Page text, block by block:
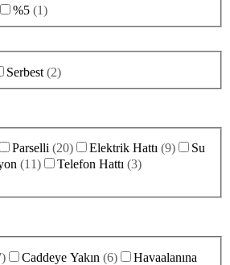
%5 (1)
Serbest (2)
Parselli (20) Elektrik Hattı (9)
Su
(11) Telefon Hattı (3)
) Caddeye Yakın (6)
Havaalanına